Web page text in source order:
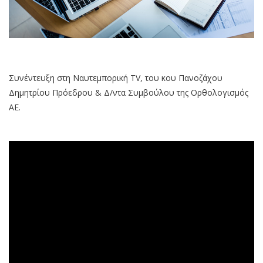
Συνέντευξη στη Ναυτεμπορική TV, του κου Πανοζάχου
Δημητρίου Πρόεδρου & Δ/ντα Συμβούλου της Ορθολογισμός
ΑΕ.